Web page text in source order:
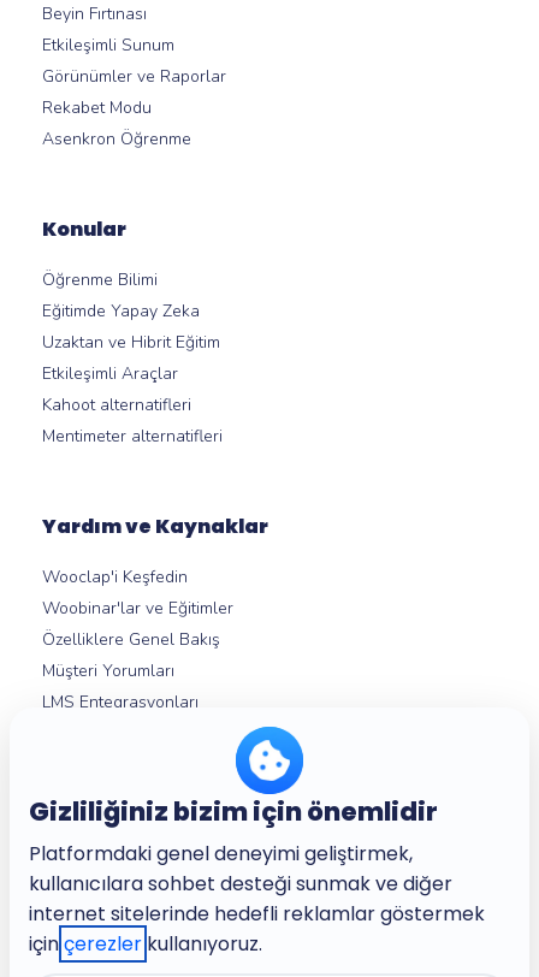
Gizliliğiniz bizim için önemlidir
Platformdaki genel deneyimi geliştirmek,
kullanıcılara sohbet desteği sunmak ve diğer
internet sitelerinde hedefli reklamlar göstermek
içinçerezler kullanıyoruz.
Beyin Fırtınası
Etkileşimli Sunum
Görünümler ve Raporlar
Rekabet Modu
Asenkron Öğrenme
Konular
Öğrenme Bilimi
Eğitimde Yapay Zeka
Uzaktan ve Hibrit Eğitim
Etkileşimli Araçlar
Kahoot alternatifleri
Mentimeter alternatifleri
Yardım ve Kaynaklar
Wooclap'i Keşfedin
Woobinar'lar ve Eğitimler
Özelliklere Genel Bakış
Müşteri Yorumları
LMS Entegrasyonları
Hakkımızda
Şirket
Kariyer
Şartlar ve Koşullar
Gizlilik Politikası